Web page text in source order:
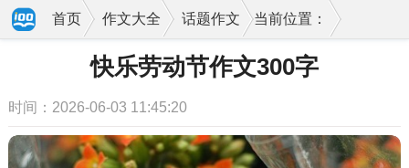
当前位置：
首页 作文大全 话题作文
快乐劳动节作文300字
时间：2026-06-03 11:45:20